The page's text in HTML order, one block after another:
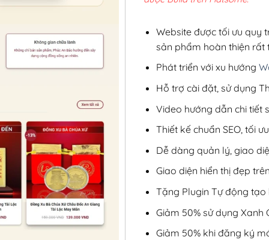
Website được tối ưu quy
sản phẩm hoàn thiện rất
Phát triển với xu hướng
Hỗ trợ cài đặt, sử dụng
Video hướng dẫn chi tiết
Thiết kế chuẩn SEO, tối
Dễ dàng quản lý, giao
Giao diện hiển thị đẹp
Tặng Plugin Tự động tạo
Giảm 50% sử dụng Xanh
Giảm 50% khi đăng ký